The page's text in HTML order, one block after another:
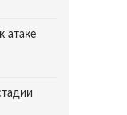
атаке